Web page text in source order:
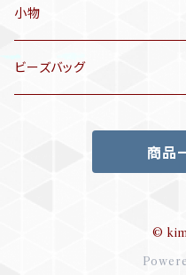
洒落袋帯
袋帯
リサイクル着物
訪問着、付下げ、色無地
リサイクル色無地
小物
帯揚げ
ビーズバッグ
商品
©